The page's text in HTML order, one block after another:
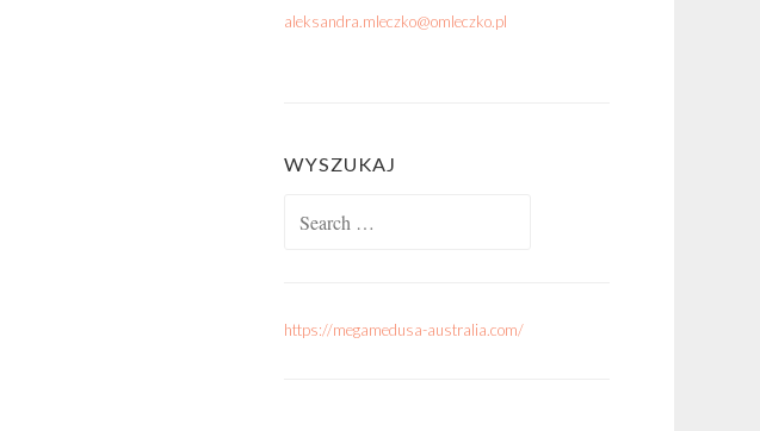
aleksandra.mleczko@omleczko.pl
WYSZUKAJ
https://megamedusa-australia.com/